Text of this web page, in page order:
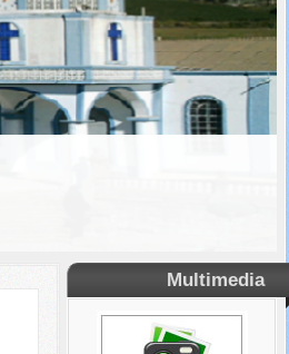
Multimedia